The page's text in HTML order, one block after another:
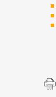
■
■
■